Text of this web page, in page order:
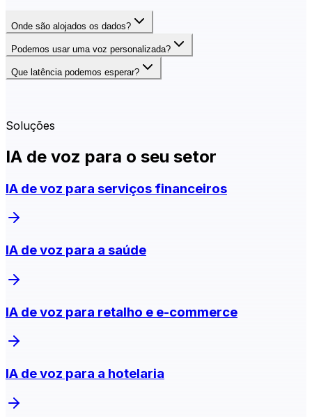
Onde são alojados os dados?
Podemos usar uma voz personalizada?
Que latência podemos esperar?
Soluções
IA de voz para o seu setor
IA de voz para serviços financeiros
IA de voz para a saúde
IA de voz para retalho e e-commerce
IA de voz para a hotelaria